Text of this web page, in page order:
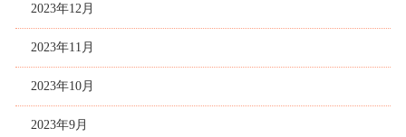
2023年12月
2023年11月
2023年10月
2023年9月